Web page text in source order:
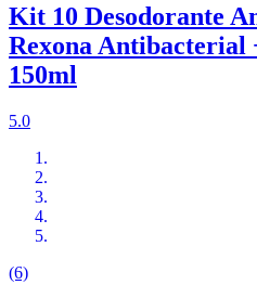
Kit 10 Desodorante
Rexona Antibacterial
150ml
5.0
(6)